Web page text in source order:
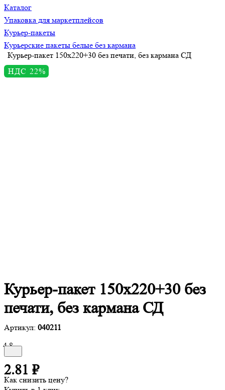
Каталог
Упаковка для маркетплейсов
Курьер-пакеты
Курьерские пакеты белые без кармана
Курьер-пакет 150х220+30 без печати, без кармана СД
НДС 22%
Курьер-пакет 150х220+30 без
печати, без кармана СД
Артикул: 040211
4.8
2.81 ₽
Как снизить цену?